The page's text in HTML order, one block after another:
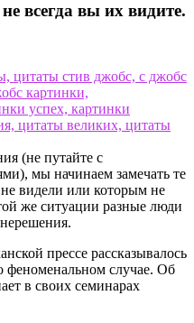
всегда вы их видите.
(не путайте с
мы начинаем замечать те
видели или которым не
же ситуации разные люди
прессе рассказывалось
феноменальном случае. Об
в своих семинарах